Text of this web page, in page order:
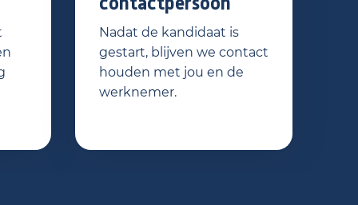
Nadat de kandidaat is
gestart, blijven we contact
houden met jou en de
werknemer.